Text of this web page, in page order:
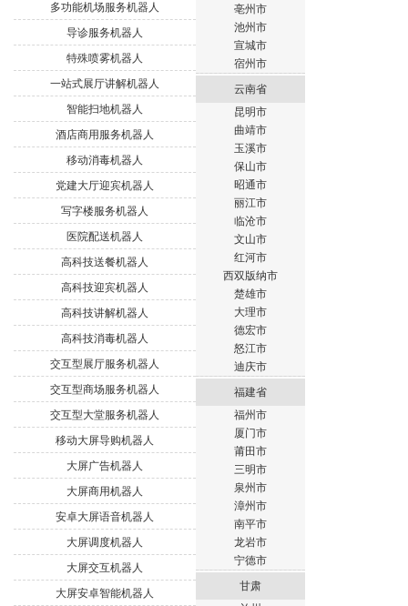
多功能机场服务机器人
导诊服务机器人
特殊喷雾机器人
一站式展厅讲解机器人
智能扫地机器人
酒店商用服务机器人
移动消毒机器人
党建大厅迎宾机器人
写字楼服务机器人
医院配送机器人
高科技送餐机器人
高科技迎宾机器人
高科技讲解机器人
高科技消毒机器人
交互型展厅服务机器人
交互型商场服务机器人
交互型大堂服务机器人
移动大屏导购机器人
大屏广告机器人
大屏商用机器人
安卓大屏语音机器人
大屏调度机器人
大屏交互机器人
大屏安卓智能机器人
亳州市
池州市
宣城市
宿州市
云南省
昆明市
曲靖市
玉溪市
保山市
昭通市
丽江市
临沧市
文山市
红河市
西双版纳市
楚雄市
大理市
德宏市
怒江市
迪庆市
福建省
福州市
厦门市
莆田市
三明市
泉州市
漳州市
南平市
龙岩市
宁德市
甘肃